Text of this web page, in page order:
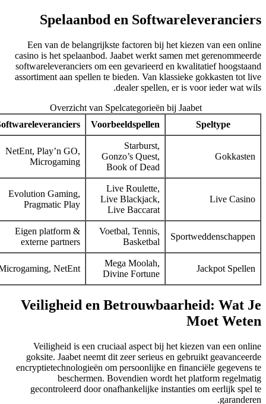
Spelaanbod en
Een van de belangrijkste factoren bij het kiezen van een
casino is het spelaanbod. Jaabet werkt samen met
softwareleveranciers om een gevarieerd en kwalitatief
assortiment aan spellen te bieden. Van klassieke gokkasten tot
dealer spellen, er is voor ieder wat
Overzicht van Spelcategorieën bij Jaabet
Speltype
Voorbeeldspellen
Softwareleveranciers
Gokkasten
Starburst,
Gonzo’s Quest,
Book of Dead
NetEnt, Play’n GO,
Microgaming
Live Casino
Live Roulette,
Live Blackjack,
Live Baccarat
Evolution Gaming,
Pragmatic Play
Sportweddenschappen
Voetbal, Tennis,
Basketbal
Eigen platform &
externe partners
Jackpot Spellen
Mega Moolah,
Divine Fortune
Microgaming, NetEnt
Veiligheid en Betrouwbaarheid: Wat
Moet
Veiligheid is een cruciaal aspect bij het kiezen van een
goksite. Jaabet neemt dit zeer serieus en gebruikt
encryptietechnologieën om persoonlijke en financiële gegevens
beschermen. Bovendien wordt het platform
gecontroleerd door onafhankelijke instanties om eerlijk spel